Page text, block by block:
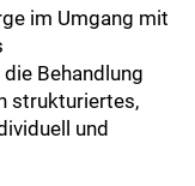
im Umgang mit
Behandlung
strukturiertes,
und